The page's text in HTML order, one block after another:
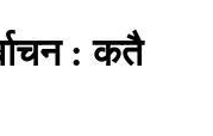
: कतै